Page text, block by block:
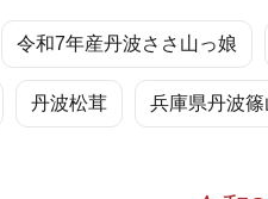
和菓子
珈琲/
用品 ファッ
キッズ
令和7年産丹波ささ山っ娘
丹波松茸 兵庫県丹波